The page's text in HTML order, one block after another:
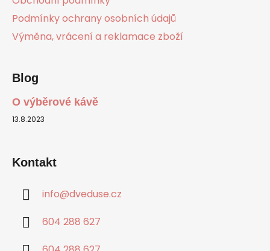
Podmínky ochrany osobních údajů
Výměna, vrácení a reklamace zboží
Blog
O výběrové kávě
13.8.2023
Kontakt
info@dveduse.cz
604 288 627